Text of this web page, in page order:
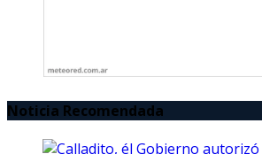
Noticia Recomendada